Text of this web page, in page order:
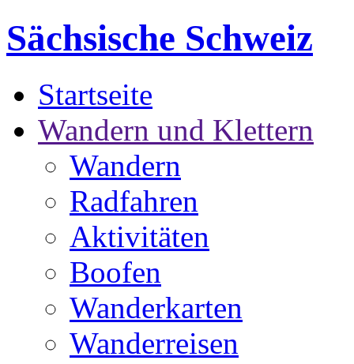
Sächsische Schweiz
Startseite
Wandern und Klettern
Wandern
Radfahren
Aktivitäten
Boofen
Wanderkarten
Wanderreisen